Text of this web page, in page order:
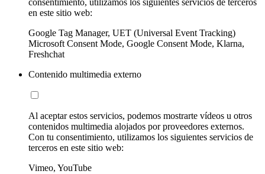
consentimiento, utilizamos los siguientes servicios de terceros
en este sitio web:
Google Tag Manager, UET (Universal Event Tracking)
Microsoft Consent Mode, Google Consent Mode, Klarna,
Freshchat
Contenido multimedia externo
Al aceptar estos servicios, podemos mostrarte vídeos u otros
contenidos multimedia alojados por proveedores externos.
Con tu consentimiento, utilizamos los siguientes servicios de
terceros en este sitio web:
Vimeo, YouTube